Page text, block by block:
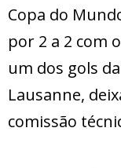
Copa do
por 2 a 2 com
um dos gols
Lausanne,
comissão